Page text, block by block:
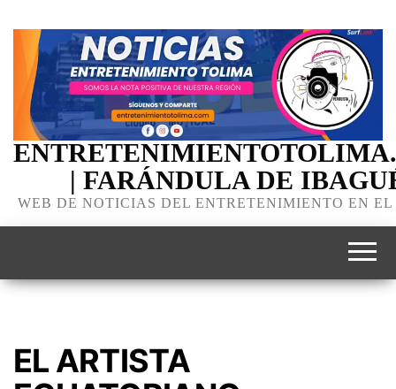
| FARÁNDULA DE
WEB DE NOTICIAS DEL ENTRETENIMIENTO EN
EL ARTISTA